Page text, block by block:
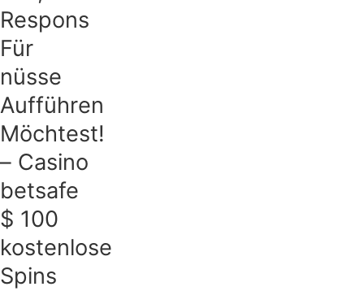
Respons
Für
nüsse
Aufführen
Möchtest!
– Casino
betsafe
$ 100
kostenlose
Spins